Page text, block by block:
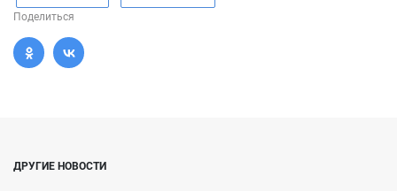
Поделиться
ДРУГИЕ НОВОСТИ